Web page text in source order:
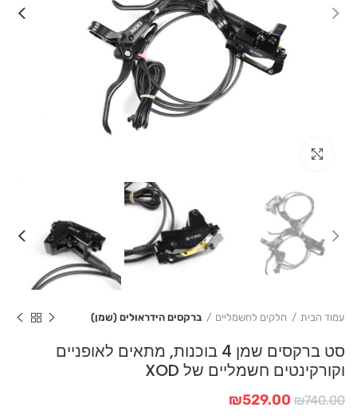
עמוד הבית חלקים לחשמליים ברקסים הידראולים (שמן)
סט ברקסים שמן 4 בוכנות, מתאים לאופניים
וקורקינטים חשמליים של XOD
₪740.00
המחיר
₪529.00